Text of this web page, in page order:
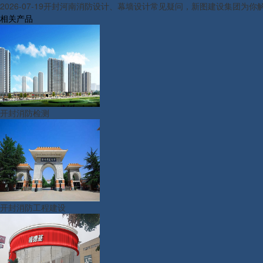
2026-07-19开封河南消防设计、幕墙设计常见疑问，新图建设集团为你
相关产品
开封消防检测
开封消防工程建设